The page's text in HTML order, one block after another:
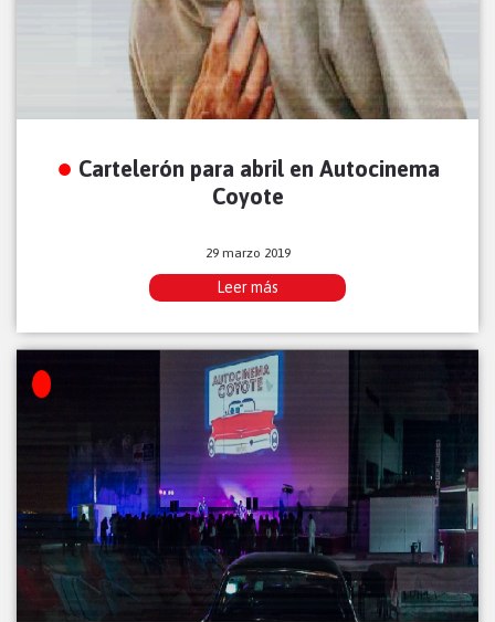
Cartelerón para abril en Autocinema
Coyote
29 marzo 2019
Leer más